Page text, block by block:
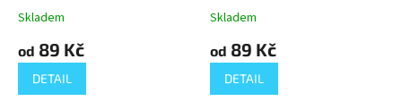
Knoflíkové
Skladem
od 89 Kč
DETAIL
Skladem
od 89 Kč
DETAIL